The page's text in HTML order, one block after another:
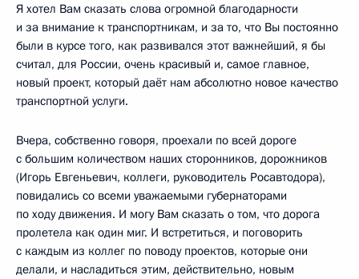
Я хотел Вам сказать слова огромной благодарности
и за внимание к транспортникам, и за то, что Вы постоянно
были в курсе того, как развивался этот важнейший, я бы
считал, для России, очень красивый и, самое главное,
новый проект, который даёт нам абсолютно новое качество
транспортной услуги.
Вчера, собственно говоря, проехали по всей дороге
с большим количеством наших сторонников, дорожников
(Игорь Евгеньевич, коллеги, руководитель Росавтодора),
повидались со всеми уважаемыми губернаторами
по ходу движения. И могу Вам сказать о том, что дорога
пролетела как один миг. И встретиться, и поговорить
с каждым из коллег по поводу проектов, которые они
делали, и насладиться этим, действительно, новым